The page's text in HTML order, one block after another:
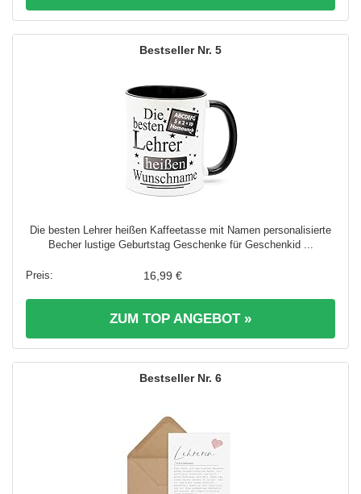
5
Die besten Lehrer heißen Kaffeetasse mit Namen personalisierte
Becher lustige Geburtstag Geschenke für Geschenkid ...
16,99 €
ZUM TOP ANGEBOT »
6